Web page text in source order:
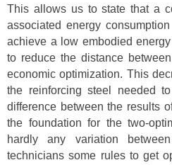
This allows us to state that a
associated energy
achieve a low embodied
to reduce the distance
economic optimization. This
the reinforcing steel needed
difference between the results
the foundation for the two-
hardly any variation
technicians some rules to get